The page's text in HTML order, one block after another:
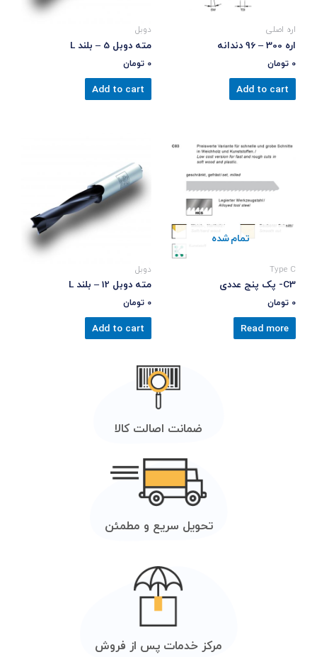
اره اصلی
اره 300 – 96 دندانه
0 تومان
Add to cart
دوبل
مته دوبل 5 – بلند L
0 تومان
Add to cart
تمام شده
Type C
C3- پک پنج عددی
0 تومان
Read more
دوبل
مته دوبل 12 – بلند L
0 تومان
Add to cart
ضمانت اصالت کالا
تحویل سریع و مطمئن
مرکز خدمات پس از فروش